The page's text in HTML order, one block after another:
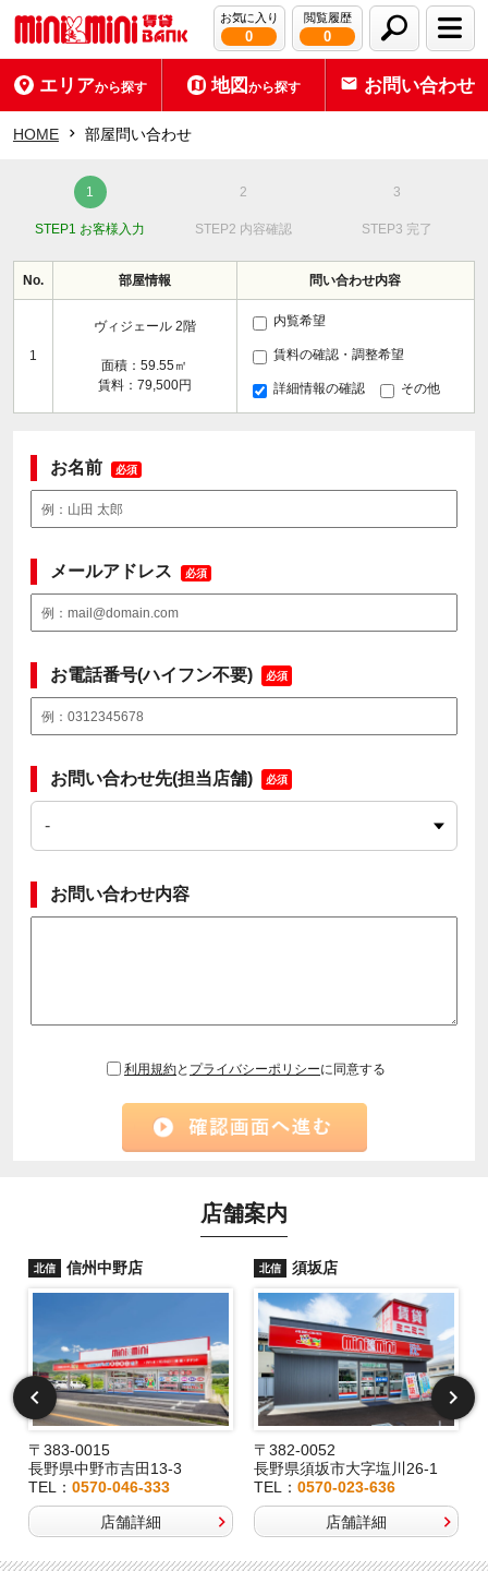
お気に入り
0
閲覧履歴
0
エリアから探す 地図から探す お問い合わせ
HOME 部屋問い合わせ
STEP1 お客様入力 STEP2 内容確認 STEP3 完了
No. 部屋情報 問い合わせ内容
1
ヴィジェール 2階
面積：59.55㎡
賃料：79,500円
内覧希望
賃料の確認・調整希望
詳細情報の確認 その他
お名前 必須
メールアドレス 必須
お電話番号(ハイフン不要) 必須
お問い合わせ先(担当店舗) 必須
お問い合わせ内容
利用規約と プライバシーポリシーに同意する
店舗案内
北信 信州中野店
〒383-0015
長野県中野市吉田13-3
TEL： 0570-046-333
店舗詳細
北信 須坂店
〒382-0052
長野県須坂市大字塩川26-1
TEL：0570-023-636
店舗詳細